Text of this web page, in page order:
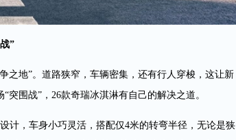
”
之地”。道路狭窄，车辆密集，还有行人穿梭，这让新
突围战”，26款奇瑞冰淇淋有自己的解决之道。
计，车身小巧灵活，搭配仅4米的转弯半径，无论是狭